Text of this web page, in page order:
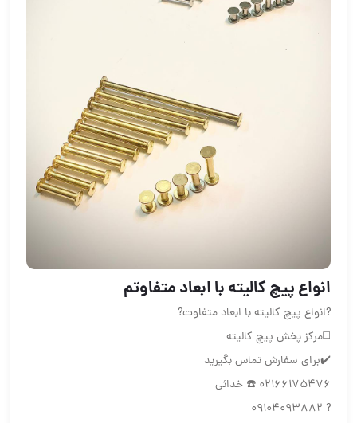
انواع پيچ كاليته با ابعاد متفاوت️م
?انواع پيچ كاليته با ابعاد متفاوت?
◻️مركز پخش پيچ كاليته
✔️براى سفارش تماس بگيريد
‎☎️ 02166175476 خدائى
? 09104093882